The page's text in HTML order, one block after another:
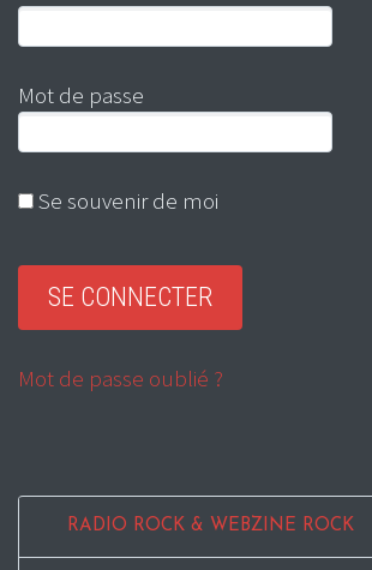
Mot de passe
Se souvenir de moi
Mot de passe oublié ?
RADIO ROCK & WEBZINE ROCK